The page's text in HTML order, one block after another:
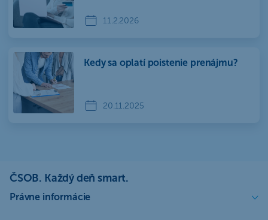
11.2.2026
Kedy sa oplatí poistenie prenájmu?
20.11.2025
ČSOB. Každý deň smart.
Právne informácie